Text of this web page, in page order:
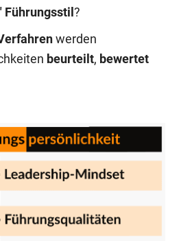
?
werden
beurteilt, bewertet